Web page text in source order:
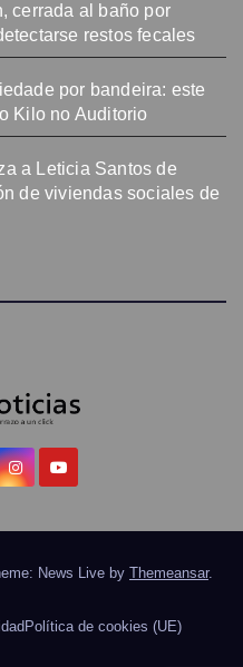
cerrada al baño por
restos fecales
por bandeira: este
Kilo no Auditorio
a Leticia Santos de
de viviendas sociales de
News Live by Themeansar.
Política de cookies (UE)